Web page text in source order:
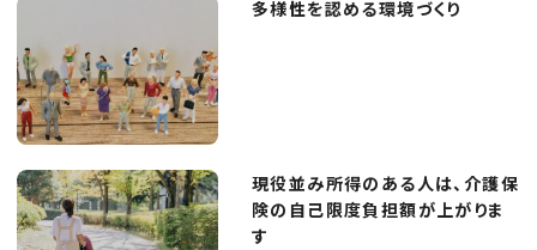
多様性を認める環境づくり
現役並み所得のある人は、介護保
険の自己限度負担額が上がりま
す